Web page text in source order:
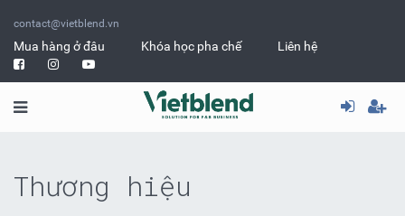
contact@vietblend.vn
Mua hàng ở đâu Khóa học pha chế Liên hệ
Thương hiệu